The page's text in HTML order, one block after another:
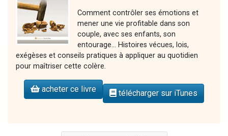
Comment contrôler ses émotions et
mener une vie profitable dans son
couple, avec ses enfants, son
entourage... Histoires vécues, lois,
exégèses et conseils pratiques à appliquer au quotidien
pour maîtriser cette colère.
acheter ce livre télécharger sur iTunes